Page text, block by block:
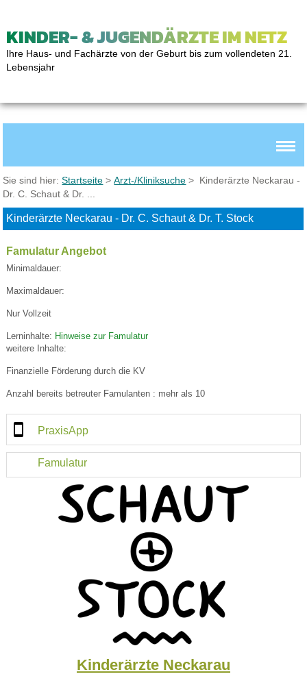
KINDER- & JUGENDÄRZTE IM NETZ
Ihre Haus- und Fachärzte von der Geburt bis zum vollendeten 21.
Lebensjahr
Sie sind hier:Startseite >Arzt-/Kliniksuche > Kinderärzte Neckarau -
Dr. C. Schaut & Dr. ...
Kinderärzte Neckarau - Dr. C. Schaut & Dr. T. Stock
Famulatur Angebot
Minimaldauer:
Maximaldauer:
Nur Vollzeit
Lerninhalte: Hinweise zur Famulatur
weitere Inhalte:
Finanzielle Förderung durch die KV
Anzahl bereits betreuter Famulanten : mehr als 10
PraxisApp
Famulatur
Kinderärzte Neckarau